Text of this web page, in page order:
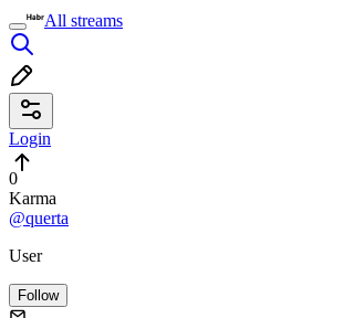
All streams
Login
0
Karma
@querta
User
Follow